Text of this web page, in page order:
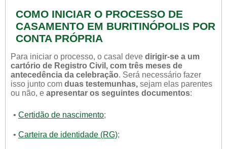
COMO INICIAR O PROCESSO DE
CASAMENTO EM BURITINÓPOLIS POR
CONTA PRÓPRIA
Para iniciar o processo, o casal deve dirigir-se a um
cartório de Registro Civil, com três meses de
antecedência da celebração. Será necessário fazer
isso junto com duas testemunhas, sejam elas parentes
ou não, e apresentar os seguintes documentos:
• Certidão de nascimento;
• Carteira de identidade (RG);